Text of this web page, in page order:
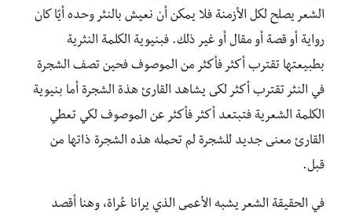
الشعر يصلح لكل الأزمنة فلا يمكن أن نعيش بالنثر وحده أيًا كان
رواية أو قصة أو مقال أو غير ذلك. فبنيوية الكلمة النثرية
بطبيعتها تقترب أكثر فأكثر من الموصوف فحين تصف الشجرة
في النثر تقترب أكثر لكى يشاهد القارئ هذة الشجرة أما بنيوية
الكلمة الشعرية فتبتعد أكثر فأكثر عن الموصوف لكي تعطي
القارئ معنى جديد للشجرة لم تحمله هذه الشجرة ذاتها من
قبل.
في الحقيقة الشعر يشبه الأعمى الذي يرانا عُراة، وهنا أقصد